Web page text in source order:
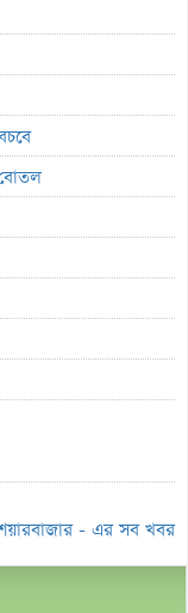
বোতল
কোল্ড রোলড
- এর সব খবর